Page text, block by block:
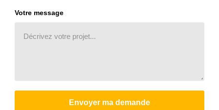
Votre message
Envoyer ma demande